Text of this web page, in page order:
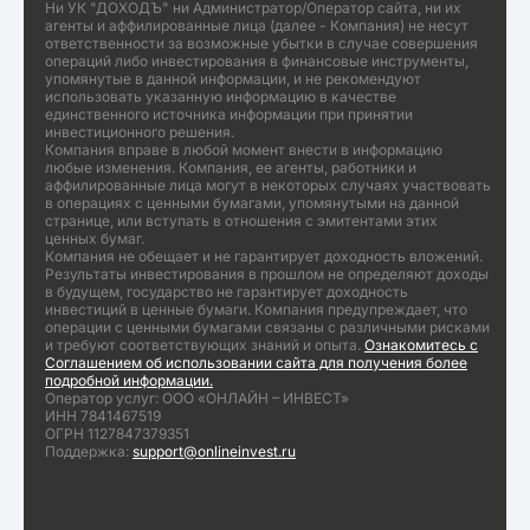
Ни УК "ДОХОДЪ" ни Администратор/Оператор сайта, ни их
агенты и аффилированные лица (далее - Компания) не несут
ответственности за возможные убытки в случае совершения
операций либо инвестирования в финансовые инструменты,
упомянутые в данной информации, и не рекомендуют
использовать указанную информацию в качестве
единственного источника информации при принятии
инвестиционного решения.
Компания вправе в любой момент внести в информацию
любые изменения. Компания, ее агенты, работники и
аффилированные лица могут в некоторых случаях участвовать
в операциях с ценными бумагами, упомянутыми на данной
странице, или вступать в отношения с эмитентами этих
ценных бумаг.
Компания не обещает и не гарантирует доходность вложений.
Результаты инвестирования в прошлом не определяют доходы
в будущем, государство не гарантирует доходность
инвестиций в ценные бумаги. Компания предупреждает, что
операции с ценными бумагами связаны с различными рисками
и требуют соответствующих знаний и опыта. Ознакомитесь с
Соглашением об использовании сайта для получения более
подробной информации.
Оператор услуг: ООО «ОНЛАЙН – ИНВЕСТ»
ИНН 7841467519
ОГРН 1127847379351
Поддержка: support@onlineinvest.ru